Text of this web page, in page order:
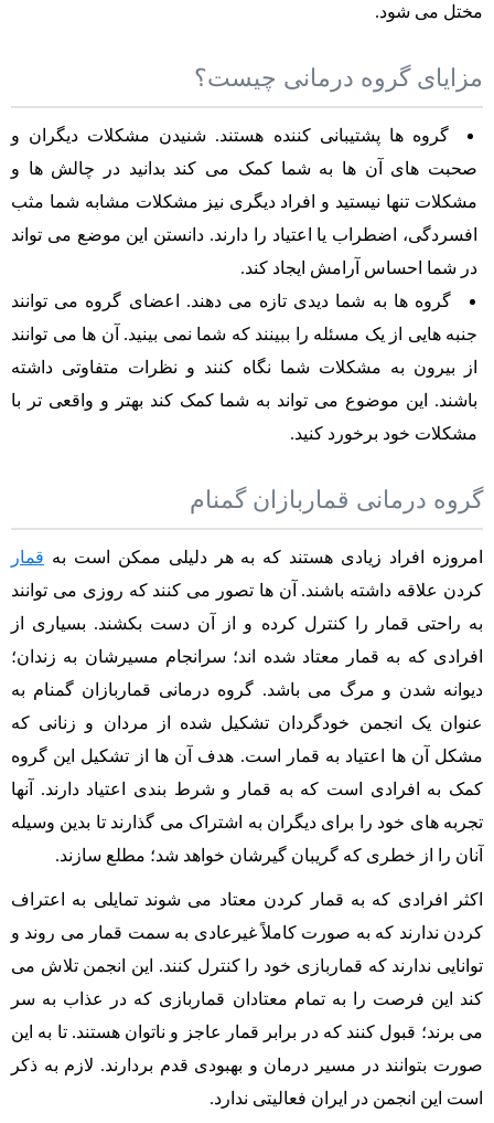
مختل می شود.
مزایای گروه درمانی چیست؟
گروه ها پشتیبانی کننده هستند. شنیدن مشکلات دیگران و
صحبت های آن ها به شما کمک می کند بدانید در چالش ها و
مشکلات تنها نیستید و افراد دیگری نیز مشکلات مشابه شما مثب
افسردگی، اضطراب یا اعتیاد را دارند. دانستن این موضع می تواند
در شما احساس آرامش ایجاد کند.
گروه ها به شما دیدی تازه می دهند. اعضای گروه می توانند
جنبه هایی از یک مسئله را ببینند که شما نمی بینید. آن ها می توانند
از بیرون به مشکلات شما نگاه کنند و نظرات متفاوتی داشته
باشند. این موضوع می تواند به شما کمک کند بهتر و واقعی تر با
مشکلات خود برخورد کنید.
گروه درمانی قماربازان گمنام
امروزه افراد زیادی هستند که به هر دلیلی ممکن است به قمار
کردن علاقه داشته باشند. آن ها تصور می کنند که روزی می توانند
به راحتی قمار را کنترل کرده و از آن دست بکشند. بسیاری از
افرادی که به قمار معتاد شده اند؛ سرانجام مسیرشان به زندان؛
دیوانه شدن و مرگ می باشد. گروه درمانی قماربازان گمنام به
عنوان یک انجمن خودگردان تشکیل شده از مردان و زنانی که
مشکل آن ها اعتیاد به قمار است. هدف آن ها از تشکیل این گروه
کمک به افرادی است که به قمار و شرط بندی اعتیاد دارند. آنها
تجربه های خود را برای دیگران به اشتراک می گذارند تا بدین وسیله
آنان را از خطری که گریبان گیرشان خواهد شد؛ مطلع سازند.
اکثر افرادی که به قمار کردن معتاد می شوند تمایلی به اعتراف
کردن ندارند که به صورت کاملاً غیرعادی به سمت قمار می روند و
توانایی ندارند که قماربازی خود را کنترل کنند. این انجمن تلاش می
کند این فرصت را به تمام معتادان قماربازی که در عذاب به سر
می برند؛ قبول کنند که در برابر قمار عاجز و ناتوان هستند. تا به این
صورت بتوانند در مسیر درمان و بهبودی قدم بردارند. لازم به ذکر
است این انجمن در ایران فعالیتی ندارد.